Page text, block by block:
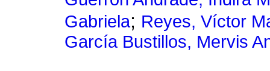
Gabriela; Reyes, Víctor
García Bustillos, Mervis